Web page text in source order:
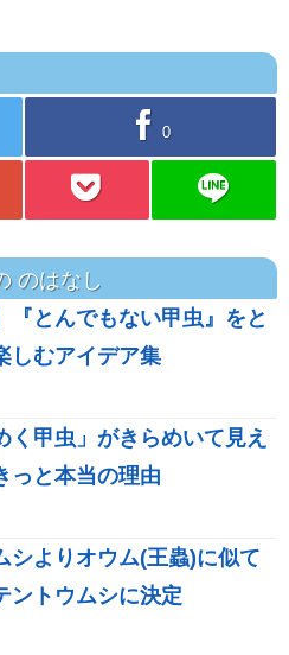
facebook 0
pocket line
のはなし
『とんでもない甲虫』をと
しむアイデア集
く甲虫」がきらめいて見え
っと本当の理由
シよりオウム(王蟲)に似て
ントウムシに決定